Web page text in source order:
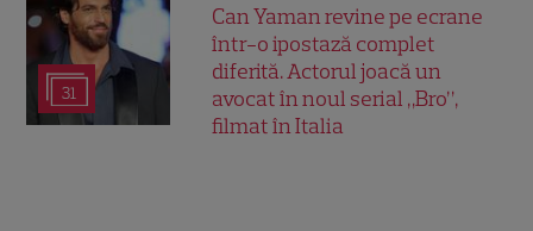
31
Can Yaman revine pe ecrane
într-o ipostază complet
diferită. Actorul joacă un
avocat în noul serial „Bro”,
filmat în Italia